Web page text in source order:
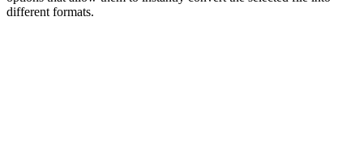
different formats.